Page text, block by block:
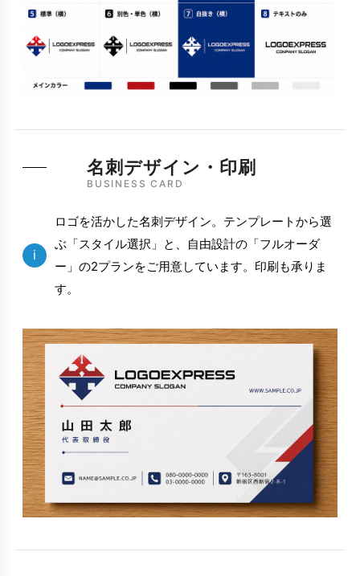
名刺デザイン・印刷
BUSINESS CARD
i
ロゴを活かした名刺デザイン。テンプレートから選
ぶ「スタイル選択」と、自由設計の「フルオーダ
ー」の2プランをご用意しています。印刷も承りま
す。